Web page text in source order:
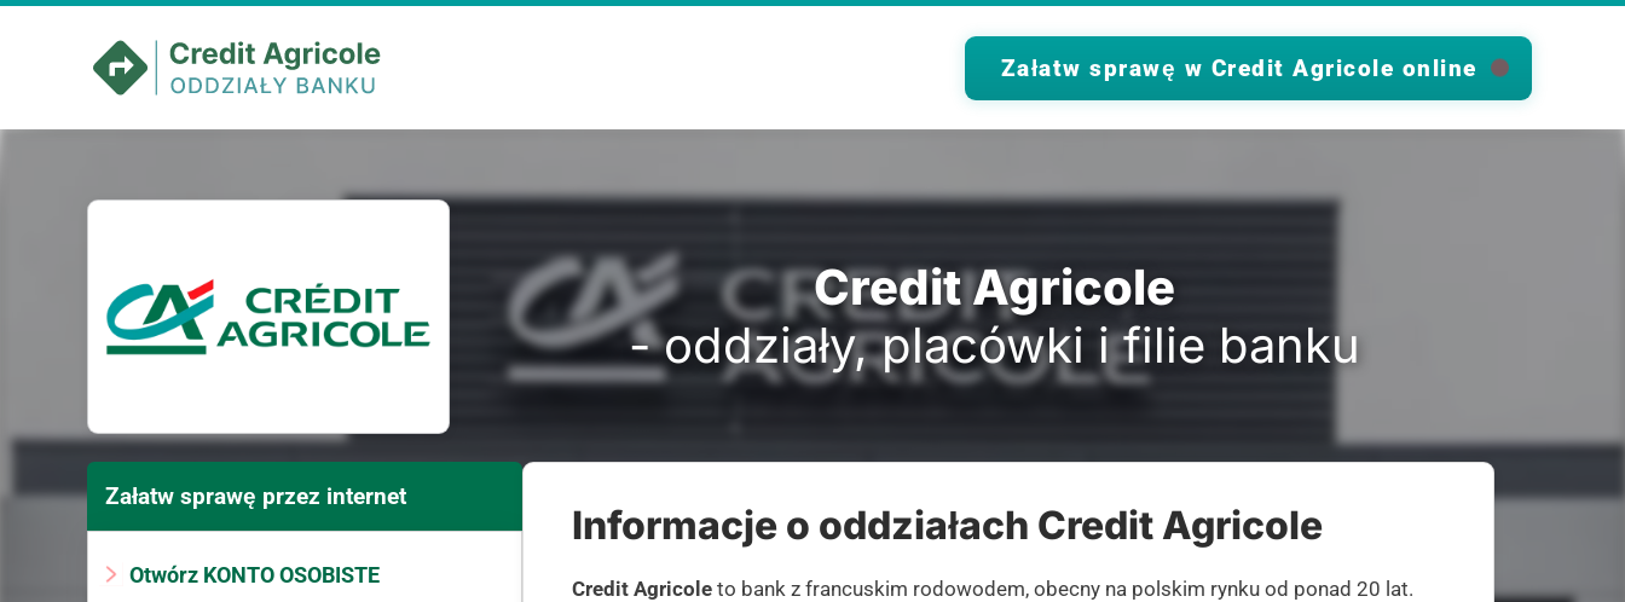
Załatw sprawę w Credit Agricole online
Credit Agricole
- oddziały, placówki i filie banku
Załatw sprawę przez internet
Otwórz KONTO OSOBISTE
Informacje o oddziałach Credit Agricole
Credit Agricole to bank z francuskim rodowodem, obecny na polskim rynku od ponad 20 lat.